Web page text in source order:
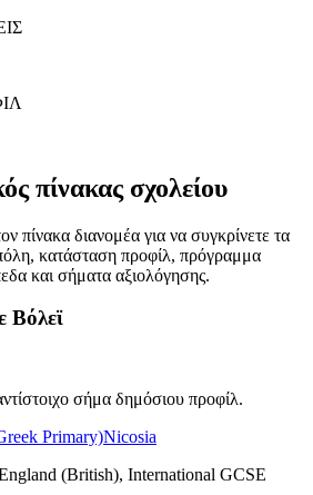
πίνακας σχολείου
πίνακα διανομέα για να συγκρίνετε τα
κατάσταση προφίλ, πρόγραμμα
και σήματα αξιολόγησης.
Βόλεϊ
σήμα δημόσιου προφίλ.
Primary)Nicosia
(British), International GCSE